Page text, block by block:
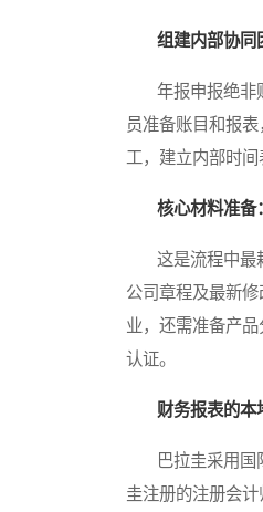
组建内部协同
年报申报绝非财
员准备账目和报
工，建立内部时间
核心材料准备
这是流程中最耗
公司章程及最新
业，还需准备产
认证。
财务报表的本
巴拉圭采用国际
圭注册的注册会